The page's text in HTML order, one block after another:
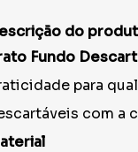
do
Fundo
para
com a